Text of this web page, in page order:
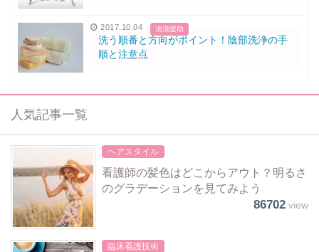
2017.10.04 清潔援助
洗う順番と方向がポイント！陰部洗浄の手
順と注意点
人気記事一覧
ヘアスタイル
看護師の髪色はどこからアウト？明るさ
のグラデーションを見てみよう
86702view
臨床看護技術